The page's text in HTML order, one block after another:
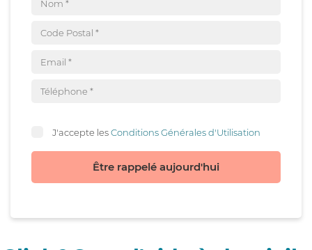
J'accepte lesConditions Générales d'Utilisation
Être rappelé aujourd'hui